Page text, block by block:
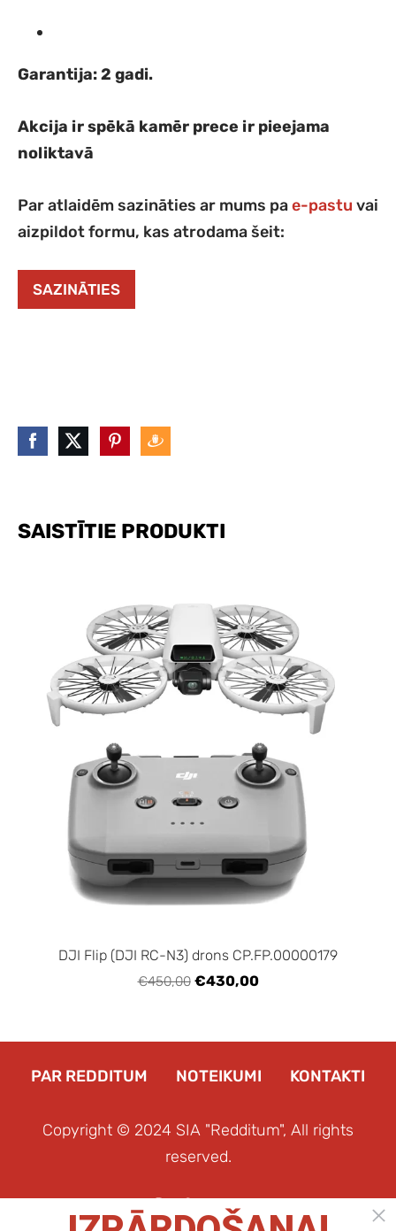
Garantija: 2 gadi.
Akcija ir spēkā kamēr prece ir pieejama
noliktavā
Par atlaidēm sazināties ar mums pae-pastu vai
aizpildot formu, kas atrodama šeit:
SAZINĀTIES
SAISTĪTIE PRODUKTI
DJI Flip (DJI RC-N3) drons CP.FP.00000179
€450,00 €430,00
PAR REDDITUM NOTEIKUMI KONTAKTI
Copyright © 2024 SIA "Redditum", All rights
reserved.